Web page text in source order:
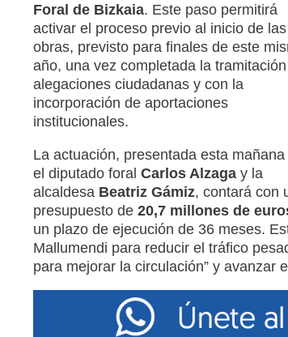
Foral de Bizkaia. Este paso permitirá
activar el proceso previo al inicio de las
obras, previsto para finales de este
año, una vez completada la
alegaciones ciudadanas y con la
incorporación de aportaciones
institucionales.
La actuación, presentada esta mañana
el diputado foral Carlos Alzagay la
alcaldesa Beatriz Gámiz, contará con
presupuesto de 20,7 millones de
un plazo de ejecución de 36 meses.
Mallumendi para reducir el tráfico
para mejorar la circulación” y avanzar